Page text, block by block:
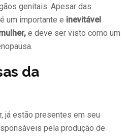
genitais. Apesar das
um importante e inevitável
e deve ser visto como um
da
já estão presentes em seu
pela produção de